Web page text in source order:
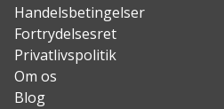
Handelsbetingelser
Fortrydelsesret
Privatlivspolitik
Om os
Blog